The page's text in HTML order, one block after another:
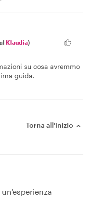
Klaudia)
su cosa avremmo
guida.
Torna all'inizio